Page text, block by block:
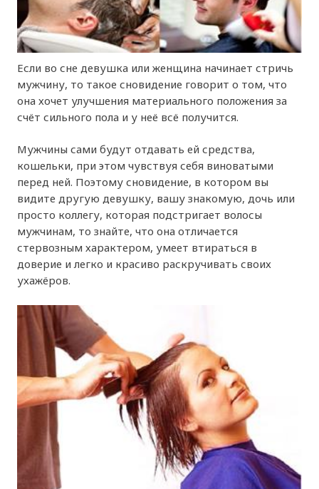
Если во сне девушка или женщина начинает стричь
мужчину, то такое сновидение говорит о том, что
она хочет улучшения материального положения за
счёт сильного пола и у неё всё получится.
Мужчины сами будут отдавать ей средства,
кошельки, при этом чувствуя себя виноватыми
перед ней. Поэтому сновидение, в котором вы
видите другую девушку, вашу знакомую, дочь или
просто коллегу, которая подстригает волосы
мужчинам, то знайте, что она отличается
стервозным характером, умеет втираться в
доверие и легко и красиво раскручивать своих
ухажёров.